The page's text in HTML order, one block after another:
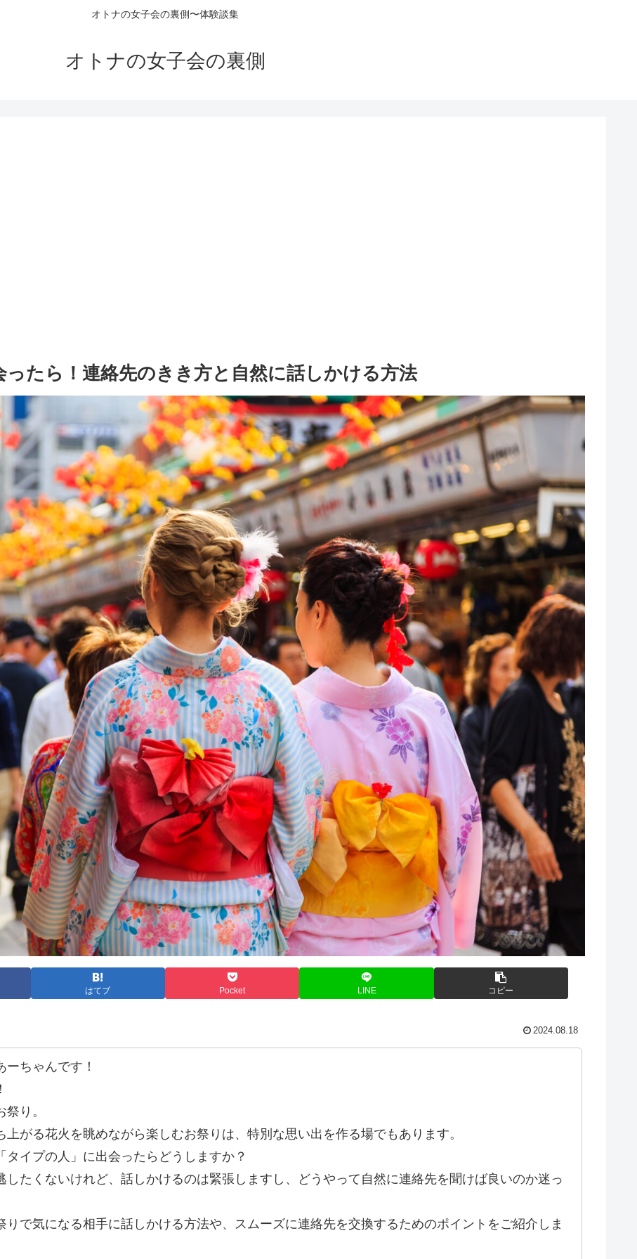
オトナの女子会の裏側〜体験談集
オトナの女子会の裏側
たら！連絡先のきき方と自然に話しかける方法
はてブ Pocket LINE コピー
2024.08.18
ちゃんです！
り。
がる花火を眺めながら楽しむお祭りは、特別な思い出を作る場でもあります。
タイプの人」に出会ったらどうしますか？
したくないけれど、話しかけるのは緊張しますし、どうやって自然に連絡先を聞けば良いのか迷っ
りで気になる相手に話しかける方法や、スムーズに連絡先を交換するためのポイントをご紹介しま